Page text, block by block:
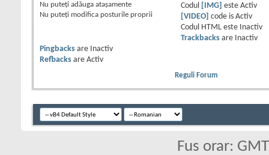
Nu puteţi adăuga ataşamente
Nu puteţi modifica posturile proprii
Codul
[IMG] este Activ
[VIDEO]
code is Activ
Codul HTML este
Inactiv
Trackbacksare
Inactiv
Pingbacks are
Inactiv
Refbacks are Activ
Reguli Forum
Fus orar: